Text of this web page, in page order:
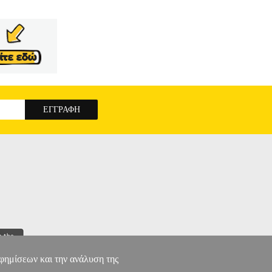
και την ανάλυση της